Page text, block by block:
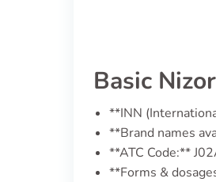
Basic
**INN
**Brand names
**ATC Code:**
**Forms &